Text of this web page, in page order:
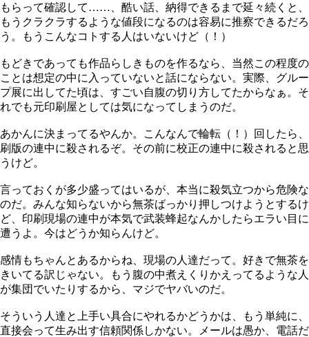
もらって確認して……、酷い話、納得できるまで延々続くと、
もうクラクラするような値段になるのは容易に推察できるだろ
う。もうこんなコトする人はいないけど（！）
もどきであっても作品らしきものを作るなら、当然この程度の
ことは想定の中に入っていないと話にならない。実際、グルー
プ展に出してた頃は、すごい自腹の切り方してたからなぁ。そ
れでも元印刷屋としては気になってしまうのだ。
あかんに決まってるやんか。こんなんで輪転（！）回したら、
刷版の連中に殺されるぞ。その前に校正の連中に殺されると思
うけど。
言っておくが多少盛ってはいるが、本当に殺気立つから危険な
のだ。みんな知らないから無茶ばっかり押しつけようとするけ
ど、印刷現場の連中が本気で武装蜂起なんかしたらエラい目に
遭うよ。今はどうか知らんけど。
感情もちゃんとあるからね、現場の人達だって。好きで無茶を
きいてる訳じゃない。もう腹の中煮えくりかえってるような人
が集団でいたりするから、マジでヤバいのだ。
そういう人達と上手い具合にやれるかどうかは、もう単純に、
直接会って生み出す信頼関係しかない。メールは愚か、電話だ